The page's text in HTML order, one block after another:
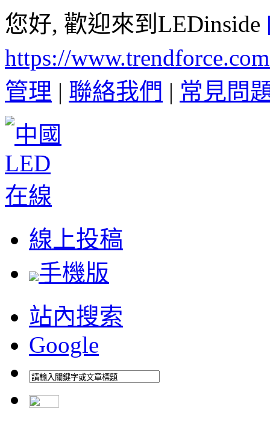
您好, 歡迎來到LEDinside
https://
管理 | 聯絡我們 | 常見問
線上投稿
手機版
站內搜索
Google